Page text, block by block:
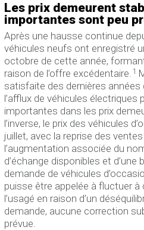
Les prix demeurent
importantes sont peu
Après une hausse continue
véhicules neufs ont enregistré
octobre de cette année,
raison de l’offre excédentaire. 1
satisfaite des dernières
l’afflux de véhicules
importantes dans les prix
l’inverse, le prix des véhicules
juillet, avec la reprise des
l’augmentation associée du
d’échange disponibles et
demande de véhicules
puisse être appelée à fluctuer
l’usagé en raison d’un
demande, aucune correction
prévue.